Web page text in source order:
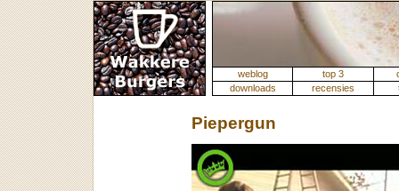
weblog top 3
downloads
recensies
Piepergun